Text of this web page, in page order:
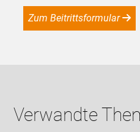
Zum Beitrittsformular
Verwandte